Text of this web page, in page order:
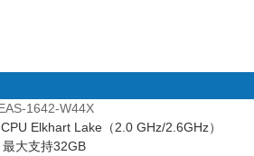
1642-W44X
Elkhart Lake（2.0 GHz/2.6GHz）
大支持32GB